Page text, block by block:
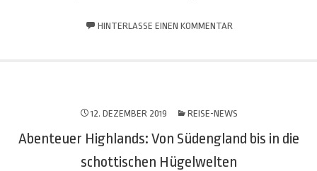
HINTERLASSE EINEN KOMMENTAR
12. DEZEMBER 2019 REISE-NEWS
Abenteuer Highlands: Von Südengland bis in die
schottischen Hügelwelten